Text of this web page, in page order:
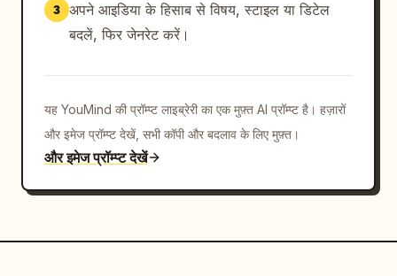
3 अपने आइडिया के हिसाब से विषय, स्टाइल या डिटेल
बदलें, फिर जेनरेट करें।
यह YouMind की प्रॉम्प्ट लाइब्रेरी का एक मुफ़्त AI प्रॉम्प्ट है। हज़ारों
और इमेज प्रॉम्प्ट देखें, सभी कॉपी और बदलाव के लिए मुफ़्त।
और इमेज प्रॉम्प्ट देखें